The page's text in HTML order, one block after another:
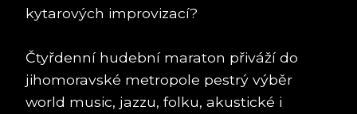
kytarových improvizací?
Čtyřdenní hudební maraton přiváží do
jihomoravské metropole pestrý výběr
world music, jazzu, folku, akustické i